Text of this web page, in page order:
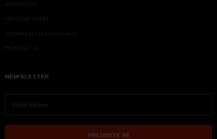
IZDAVAŠTVO
MEDIJSKE OBUKE
ORGANIZACIJA DOGADJAJA
EKONOM I JA
NEWSLETTER
PRIJAVITE SE